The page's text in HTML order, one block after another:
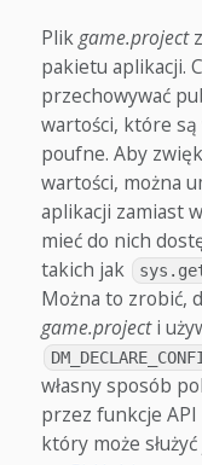
Plikgame.project
pakietu aplikacji.
przechowywać
wartości, które
poufne. Aby
wartości, można
aplikacji zamiast w
mieć do nich
takich jak
Można to zrobić,
game.projecti
własny sposób
przez funkcje
który może